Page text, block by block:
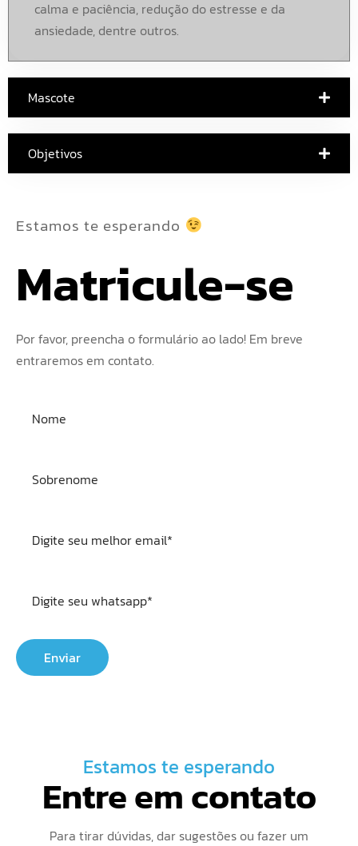
calma e paciência, redução do estresse e da
ansiedade, dentre outros.
Mascote
Objetivos
Estamos te esperando
Matricule-se
Por favor, preencha o formulário ao lado! Em breve
entraremos em contato.
Estamos te esperando
Entre em contato
Para tirar dúvidas, dar sugestões ou fazer um